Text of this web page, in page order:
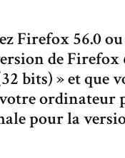
Firefox 56.0
de
bits) » et que
ordinateur
pour la